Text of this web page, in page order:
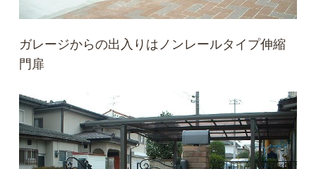
ガレージからの出入りはノンレールタイプ伸縮
門扉